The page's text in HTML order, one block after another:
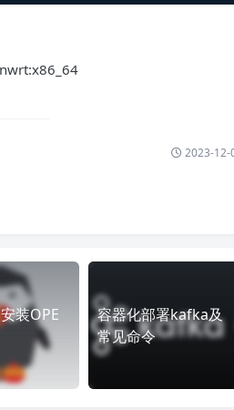
2023-12-
装OPE
容器化部署kafka及
常见命令